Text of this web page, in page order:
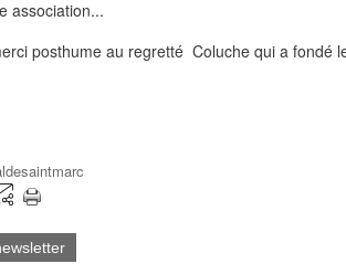
association...
posthume au regretté Coluche qui a fondé